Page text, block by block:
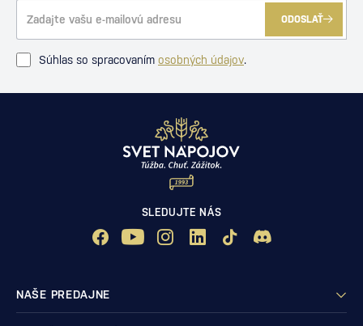
ODOSLAŤ
Súhlas so spracovaním osobných údajov.
SLEDUJTE NÁS
NAŠE PREDAJNE